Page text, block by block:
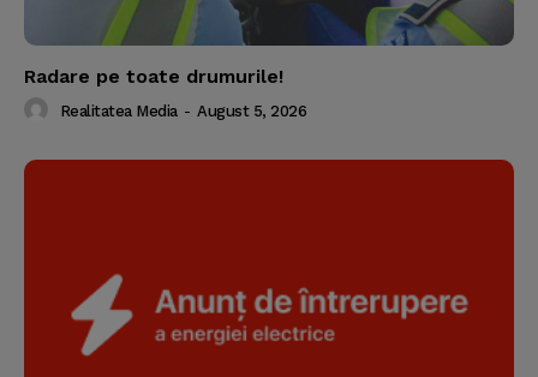
Radare pe toate drumurile!
Realitatea Media - August 5, 2026